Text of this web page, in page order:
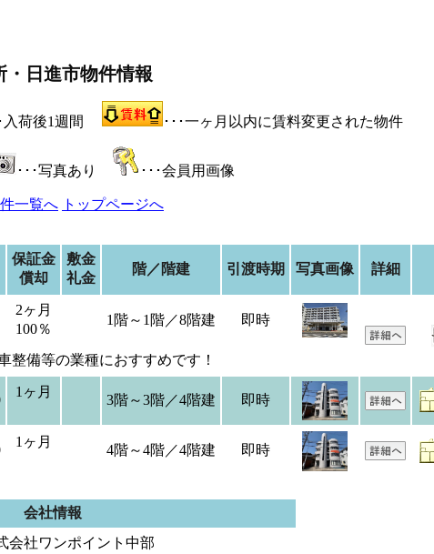
・日進市物件情報
入荷後1週間 ･･･一ヶ月以内に賃料変更された物件
･･･写真あり ･･･会員用画像
一覧へ トップページへ
保証金
償却
敷金
礼金
階／階建 引渡時期 写真画像 詳細
2ヶ月
100％
1階～1階／8階建 即時
整備等の業種におすすめです！
1ヶ月
3階～3階／4階建 即時
1ヶ月
4階～4階／4階建 即時
会社情報
会社ワンポイント中部